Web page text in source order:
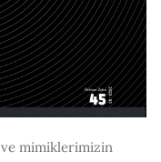
mimiklerimizin